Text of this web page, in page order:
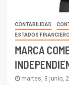
CONTABILIDAD
ESTADOS
MARCA
martes, 3 junio,